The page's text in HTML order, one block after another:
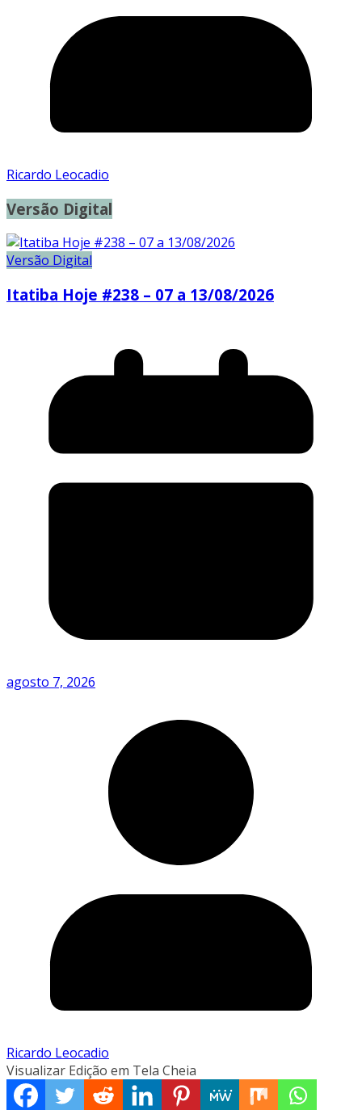
Ricardo Leocadio
Versão Digital
Versão Digital
Itatiba Hoje #238 – 07 a 13/08/2026
agosto 7, 2026
Ricardo Leocadio
Visualizar Edição em Tela Cheia